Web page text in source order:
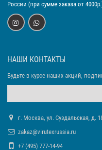
России (при сумме заказа от
НАШИ КОНТАКТЫ
Будьте в курсе наших акций,
г. Москва, ул. Суздальская, д.
zakaz@virutexrussia.ru
+7 (495) 777-14-94